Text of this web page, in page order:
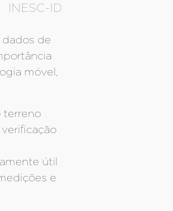
INESC-ID
de
móvel,
terreno
útil
e